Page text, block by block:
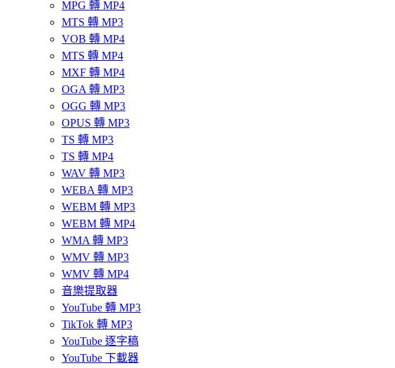
MPG 轉 MP4
MTS 轉 MP3
VOB 轉 MP4
MTS 轉 MP4
MXF 轉 MP4
OGA 轉 MP3
OGG 轉 MP3
OPUS 轉 MP3
TS 轉 MP3
TS 轉 MP4
WAV 轉 MP3
WEBA 轉 MP3
WEBM 轉 MP3
WEBM 轉 MP4
WMA 轉 MP3
WMV 轉 MP3
WMV 轉 MP4
音樂提取器
YouTube 轉 MP3
TikTok 轉 MP3
YouTube 逐字稿
YouTube 下載器